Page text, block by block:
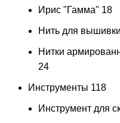
Ирис "Гамма" 18
Нить для
Нитки
24
Инструменты 118
Инструмент для